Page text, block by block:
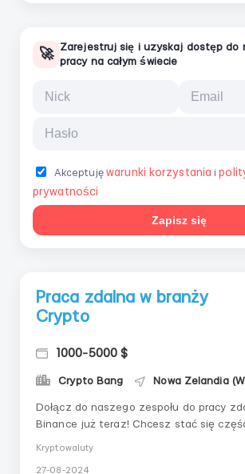
🚀
Zarejestruj się i uzyskaj dostęp do
pracy na całym świecie
Akceptujęwarunki korzystania i
prywatności
Zapisz się
Praca zdalna w branży
Crypto
1000-5000 $
Crypto Bang Nowa Zelandia
Dołącz do naszego zespołu do pracy
Binance już teraz! Chcesz stać się częścią wiodącej
Kryptowaluty
27-08-2024